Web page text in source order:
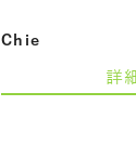
Chie
詳